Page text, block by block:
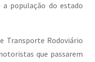
população do estado
Transporte Rodoviário
que passarem